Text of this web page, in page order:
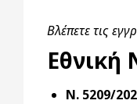
Βλέπετε τις
Εθνική
Ν. 5209/